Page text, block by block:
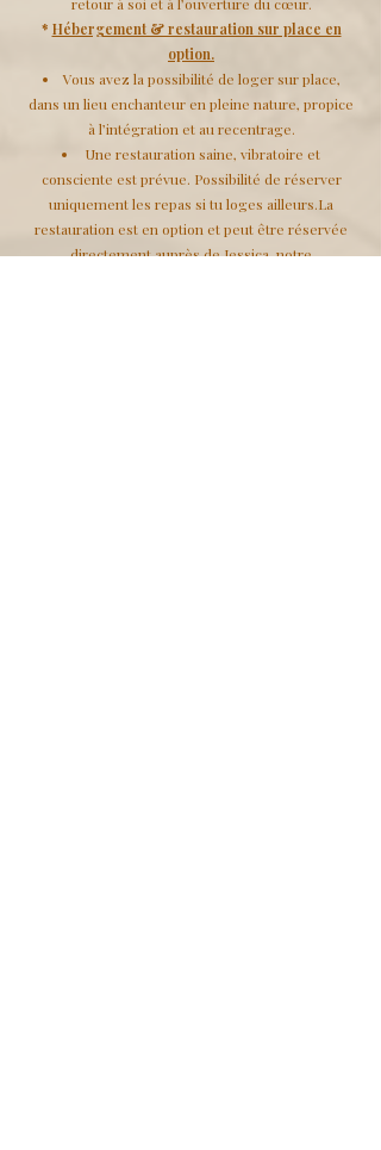
* Hébergement & restauration sur place en
option.
Vous avez la possibilité de loger sur place,
dans un lieu enchanteur en pleine nature, propice
à l’intégration et au recentrage.
Une restauration saine, vibratoire et
consciente est prévue. Possibilité de réserver
uniquement les repas si tu loges ailleurs.La
restauration est en option et peut être réservée
directement auprès de Jessica, notre